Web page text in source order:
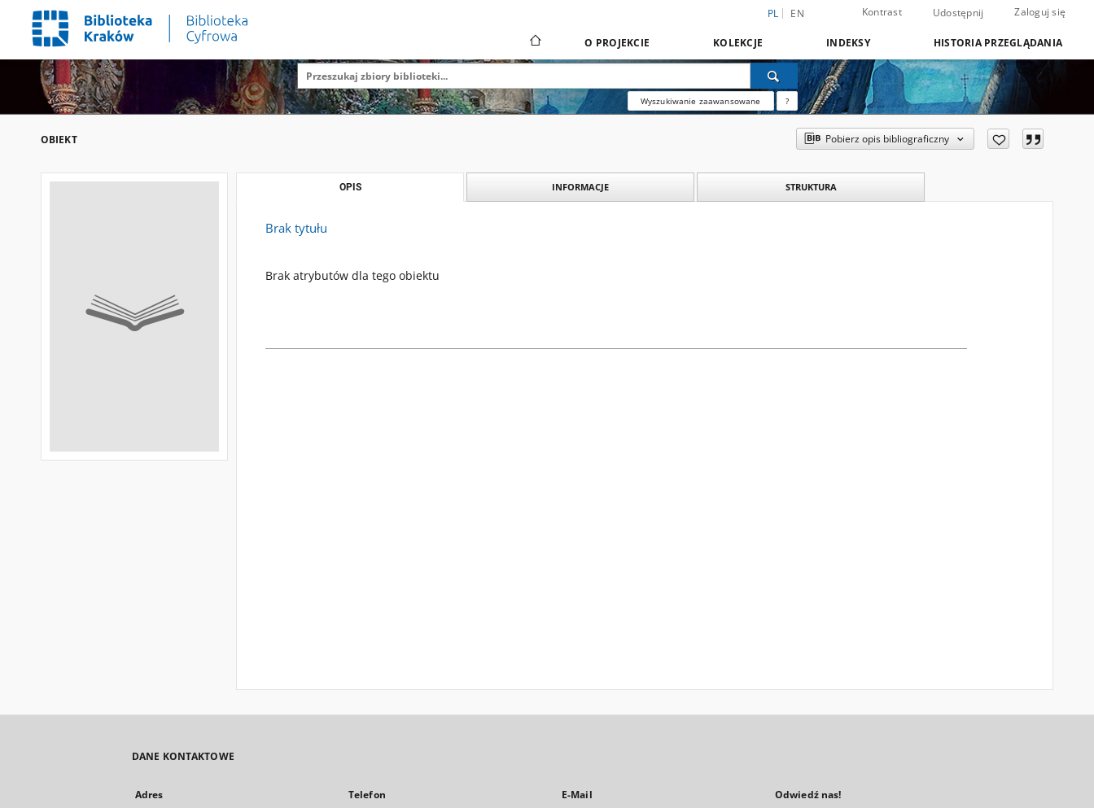
PL EN Kontrast Udostępnij Zaloguj się
O PROJEKCIE KOLEKCJE INDEKSY HISTORIA PRZEGLĄDANIA
Wyszukiwanie zaawansowane ?
OBIEKT Pobierz opis bibliograficzny
OPIS INFORMACJE STRUKTURA
Brak tytułu
Brak atrybutów dla tego obiektu
DANE KONTAKTOWE
Adres Telefon E-Mail Odwiedź nas!